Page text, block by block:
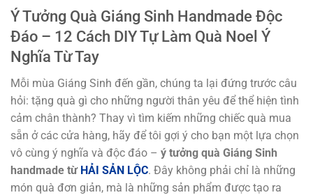
Ý Tưởng Quà Giáng Sinh Handmade Độc
Đáo – 12 Cách DIY Tự Làm Quà Noel Ý
Nghĩa Từ Tay
Mỗi mùa Giáng Sinh đến gần, chúng ta lại đứng trước câu
hỏi: tặng quà gì cho những người thân yêu để thể hiện tình
cảm chân thành? Thay vì tìm kiếm những chiếc quà mua
sẵn ở các cửa hàng, hãy để tôi gợi ý cho bạn một lựa chọn
vô cùng ý nghĩa và độc đáo – ý tưởng quà Giáng Sinh
handmade từ HẢI SẢN LỘC. Đây không phải chỉ là những
món quà đơn giản, mà là những sản phẩm được tạo ra